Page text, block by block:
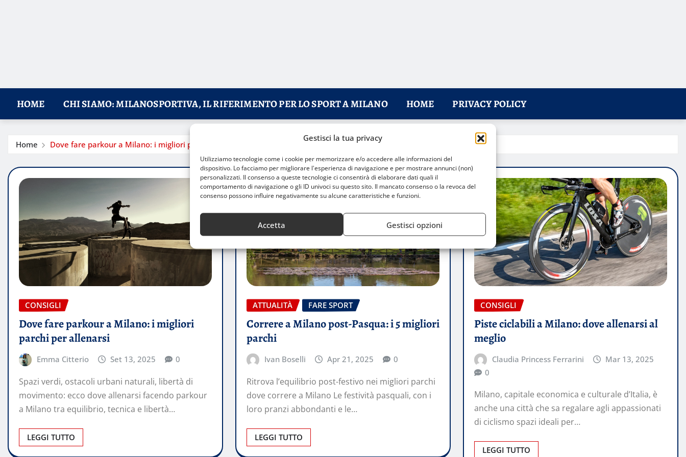
Gestisci la tua privacy
Utilizziamo tecnologie come i cookie per memorizzare e/o accedere alle informazioni del
dispositivo. Lo facciamo per migliorare l'esperienza di navigazione e per mostrare annunci (non)
personalizzati. Il consenso a queste tecnologie ci consentirà di elaborare dati quali il
comportamento di navigazione o gli ID univoci su questo sito. Il mancato consenso o la revoca del
consenso possono influire negativamente su alcune caratteristiche e funzioni.
Accetta Gestisci opzioni
HOME CHI SIAMO: MILANOSPORTIVA, IL RIFERIMENTO PER LO SPORT A MILANO HOME PRIVACY POLICY
Home Dove fare parkour a Milano: i migliori parchi per allenarsi
CONSIGLI
Dove fare parkour a Milano: i migliori
parchi per allenarsi
Emma Citterio Set 13, 2025 0
Spazi verdi, ostacoli urbani naturali, libertà di
movimento: ecco dove allenarsi facendo parkour
a Milano tra equilibrio, tecnica e libertà…
LEGGI TUTTO
ATTUALITÀ FARE SPORT
Correre a Milano post-Pasqua: i 5 migliori
parchi
Ivan Boselli Apr 21, 2025 0
Ritrova l’equilibrio post-festivo nei migliori parchi
dove correre a Milano Le festività pasquali, con i
loro pranzi abbondanti e le…
LEGGI TUTTO
CONSIGLI
Piste ciclabili a Milano: dove allenarsi al
meglio
Claudia Princess Ferrarini
Mar 13, 2025
0
Milano, capitale economica e culturale d’Italia, è
anche una città che sa regalare agli appassionati
di ciclismo spazi ideali per…
LEGGI TUTTO